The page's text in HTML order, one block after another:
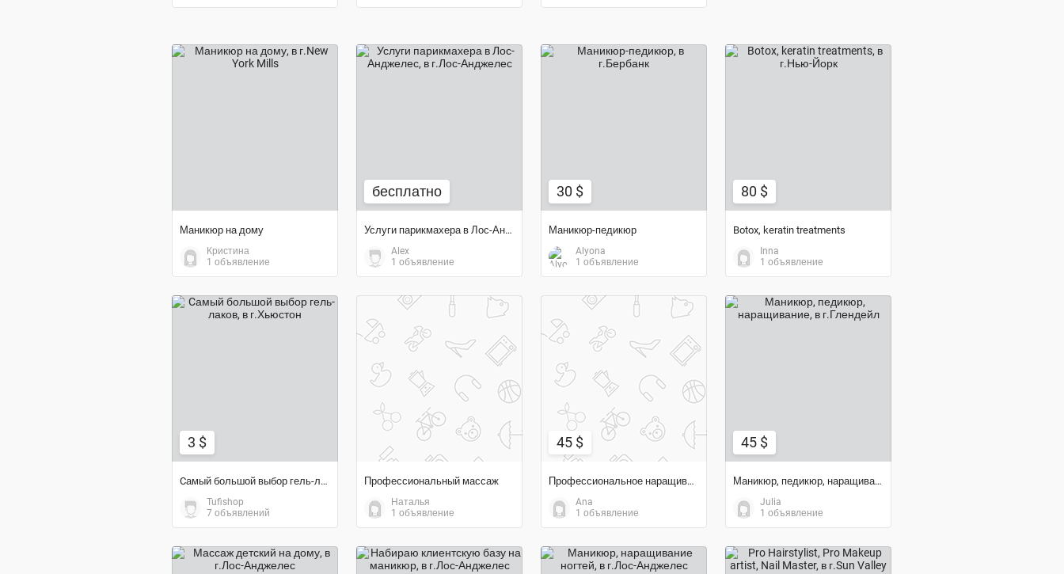
Маникюр на дому
Кристина
1 объявление
бесплатно
Услуги парикмахера в Лос-Анджелес
Alex
1 объявление
30 $
Маникюр-педикюр
Alyona
1 объявление
80 $
Botox, keratin treatments
Inna
1 объявление
3 $
Cамый большой выбор гель-лаков
Tufishop
7 объявлений
Профессиональный массаж
Наталья
1 объявление
договорная цена
45 $
Профессиональное наращивание ногтей гелем
Ana
1 объявление
45 $
45 $
Маникюр, педикюр, наращивание
Julia
1 объявление